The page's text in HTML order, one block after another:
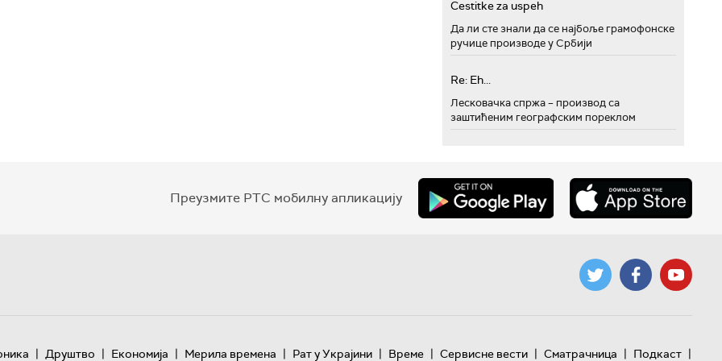
Cestitke za uspeh
Да ли сте знали да се најбоље грамофонске
ручице производе у Србији
Re: Eh...
Лесковачка спржа – производ са
заштићеним географским пореклом
Преузмите РТС мобилну апликацију
| Друштво | Економија | Мерила времена | Рат у Украјини | Време | Сервисне вести | Сматрачница | Подкаст |